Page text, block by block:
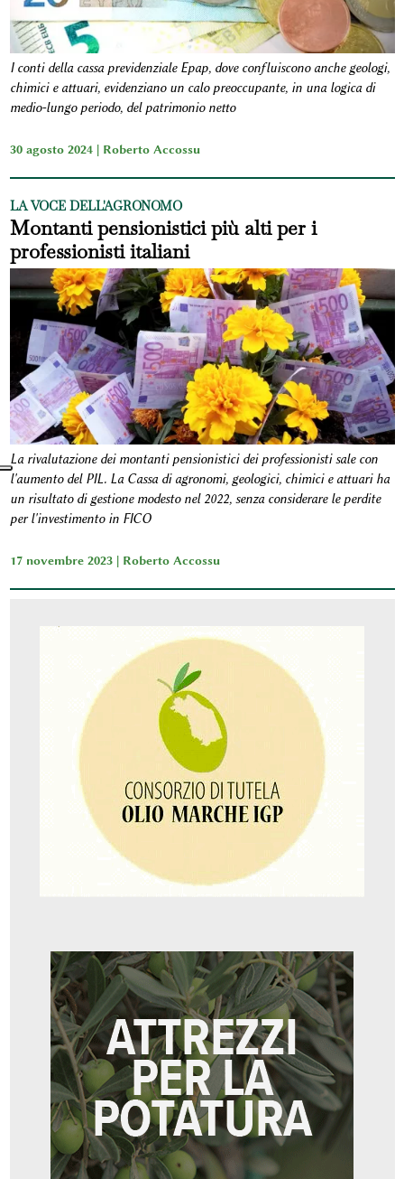
I conti della cassa previdenziale Epap, dove confluiscono anche geologi,
chimici e attuari, evidenziano un calo preoccupante, in una logica di
medio-lungo periodo, del patrimonio netto
30 agosto 2024 | Roberto Accossu
LA VOCE DELL'AGRONOMO
Montanti pensionistici più alti per i
professionisti italiani
La rivalutazione dei montanti pensionistici dei professionisti sale con
l'aumento del PIL. La Cassa di agronomi, geologici, chimici e attuari ha
un risultato di gestione modesto nel 2022, senza considerare le perdite
per l'investimento in FICO
17 novembre 2023 | Roberto Accossu